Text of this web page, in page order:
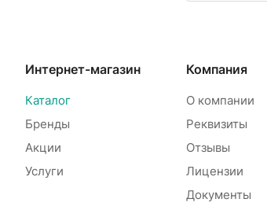
Интернет-магазин
Каталог
Бренды
Акции
Услуги
Компания
О компании
Реквизиты
Отзывы
Лицензии
Документы